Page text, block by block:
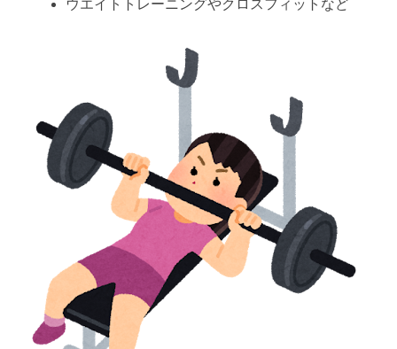
ウエイトトレーニングやクロスフィットなど